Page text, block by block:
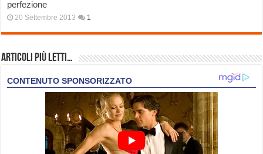
perfezione
20 Settembre 2013 1
Articoli più Letti…